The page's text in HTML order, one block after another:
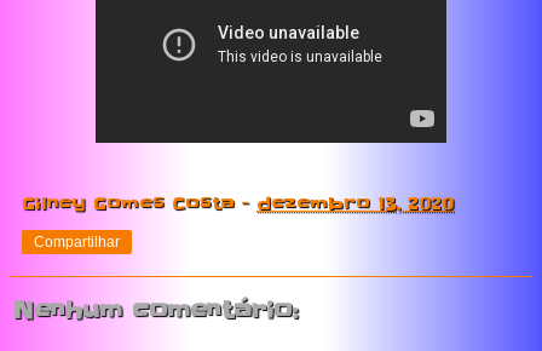
Gilney Gomes Costa - dezembro 13, 2020
Compartilhar
Nenhum comentário: